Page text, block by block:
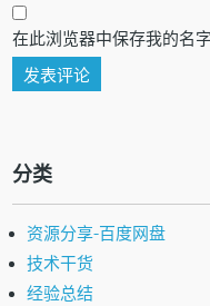
在此浏览器中保存我的名
分类
资源分享-百度网盘
技术干货
经验总结